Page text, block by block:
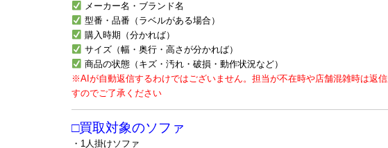
メーカー名・ブランド名
型番・品番（ラベルがある場合）
購入時期（分かれば）
サイズ（幅・奥行・高さが分かれば）
商品の状態（キズ・汚れ・破損・動作状況など）
※AIが自動返信するわけではございません。担当が不在時や店舗混雑時は返信
すのでご了承ください
□買取対象のソファ
・1人掛けソファ